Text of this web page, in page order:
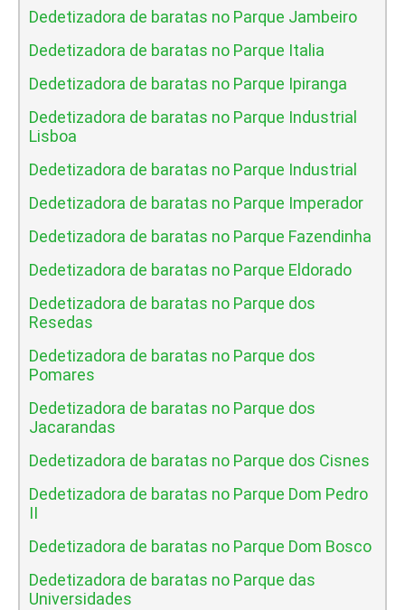
Dedetizadora de baratas no Parque Jambeiro
Dedetizadora de baratas no Parque Italia
Dedetizadora de baratas no Parque Ipiranga
Dedetizadora de baratas no Parque Industrial
Lisboa
Dedetizadora de baratas no Parque Industrial
Dedetizadora de baratas no Parque Imperador
Dedetizadora de baratas no Parque Fazendinha
Dedetizadora de baratas no Parque Eldorado
Dedetizadora de baratas no Parque dos
Resedas
Dedetizadora de baratas no Parque dos
Pomares
Dedetizadora de baratas no Parque dos
Jacarandas
Dedetizadora de baratas no Parque dos Cisnes
Dedetizadora de baratas no Parque Dom Pedro
II
Dedetizadora de baratas no Parque Dom Bosco
Dedetizadora de baratas no Parque das
Universidades